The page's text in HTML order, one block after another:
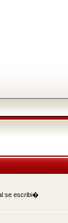
se escribi�